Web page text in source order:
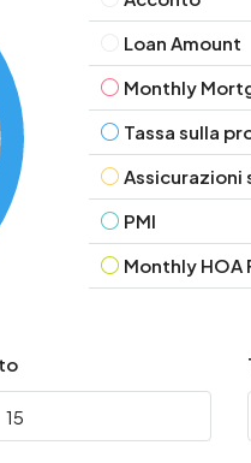
Loan Amount
Monthly
Tassa sulla
Assicurazioni
PMI
Monthly HOA